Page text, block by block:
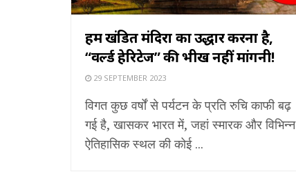
हमें खंडित मंदिरों का उद्धार करना है,
“वर्ल्ड हेरिटेज” की भीख नहीं मांगनी!
29 SEPTEMBER 2023
विगत कुछ वर्षों से पर्यटन के प्रति रुचि काफी बढ़
गई है, खासकर भारत में, जहां स्मारक और विभिन्न
ऐतिहासिक स्थल की कोई ...